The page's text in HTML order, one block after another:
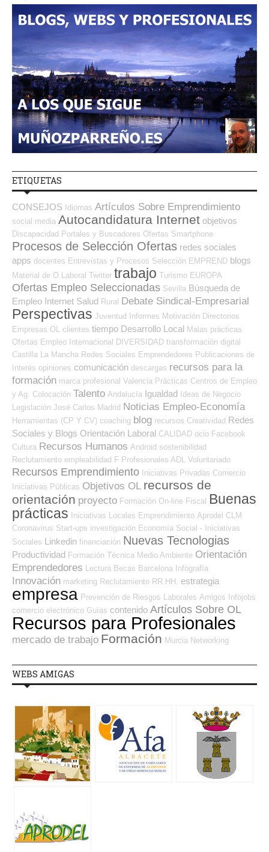
ETIQUETAS
CONSEJOS Idiomas Artículos Sobre Emprendimiento
social media Autocandidatura Internet objetivos
Discapacidad Portales y Buscadores Ofertas Smartphone
Procesos de Selección Ofertas redes sociales
apps docentes Entrevistas y Procesos Selección EMPREND blogs
Material de O.Laboral Twitter trabajo Turismo EUROPA
Ofertas Empleo Seleccionadas Sevilla Búsqueda de
Empleo Internet Salud Rural Debate Sindical-Empresarial
Perspectivas Juventud Informes Motivación Directorios
Empresas OL
clientes tiempo Desarrollo Local Malas prácticas
Ofertas Empleo Internacional
DIVERSIDAD transformación digital
Castilla La Mancha Redes Sociales Emprendedores Publicaciones de
Interés opiniones comunicación descargas recursos para la
formación marca profesional Valencia Prácticas Centros de Empleo
y Ag. Colocación Talento Andalucía Igualdad Ideas de Negocio
Legislación José Carlos Madrid Noticias Empleo-Economía
Herramientas (CP Y CV) coaching blog recursos Creatividad Redes
Sociales y Blogs Orientación Laboral CALIDAD ocio Facebook
Cultura Recursos Humanos Android sostenibilidad
Reclutamiento empleabilidad F Profesionales ADL Voluntariado
Recursos Emprendimiento Iniciativas Privadas Comercio
Iniciativas Públicas Objetivos OL recursos de
orientación proyecto Formación On-line Fiscal
Buenas
prácticas
Iniciativas Locales Emprendimiento Aprodel CLM
Coronavirus Start-ups investigación Economía Social - Iniciativas
Sociales Linkedin financiación Nuevas Tecnologias
Productividad Formación Técnica Medio Ambiente Orientación
Emprendedores
Lectura Becas Barcelona Infografía
Innovación marketing Reclutamiento RR.HH. estrategia
empresa Prevención de Riesgos Laborales Amigos
Infojobs
comercio electrónico Guías contenido Artículos Sobre OL
Recursos para Profesionales
mercado de trabajo Formación Murcia Networking
WEBS AMIGAS